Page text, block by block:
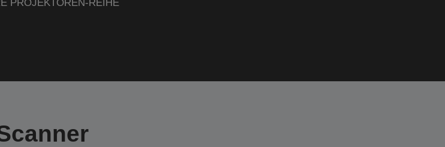
PROJEKTOREN-REIHE